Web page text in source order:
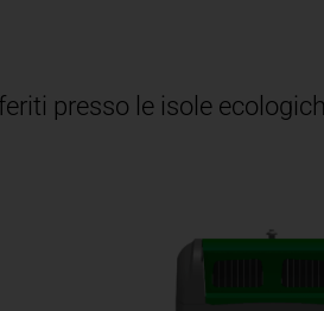
presso le isole